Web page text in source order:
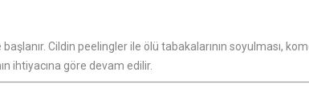
Cildin peelingler ile ölü tabakalarının soyulması,
ihtiyacına göre devam edilir.